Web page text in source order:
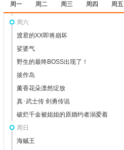
周一 周二 周三 周四 周五
沉默魔女的秘密
周六
渡君的XX即将崩坏
娑婆气
野生的最终BOSS出现了！
拔作岛
薰香花朵凛然绽放
真･武士传 剑勇传说
破烂千金被姐姐的原婚约者溺爱着
周日
海贼王